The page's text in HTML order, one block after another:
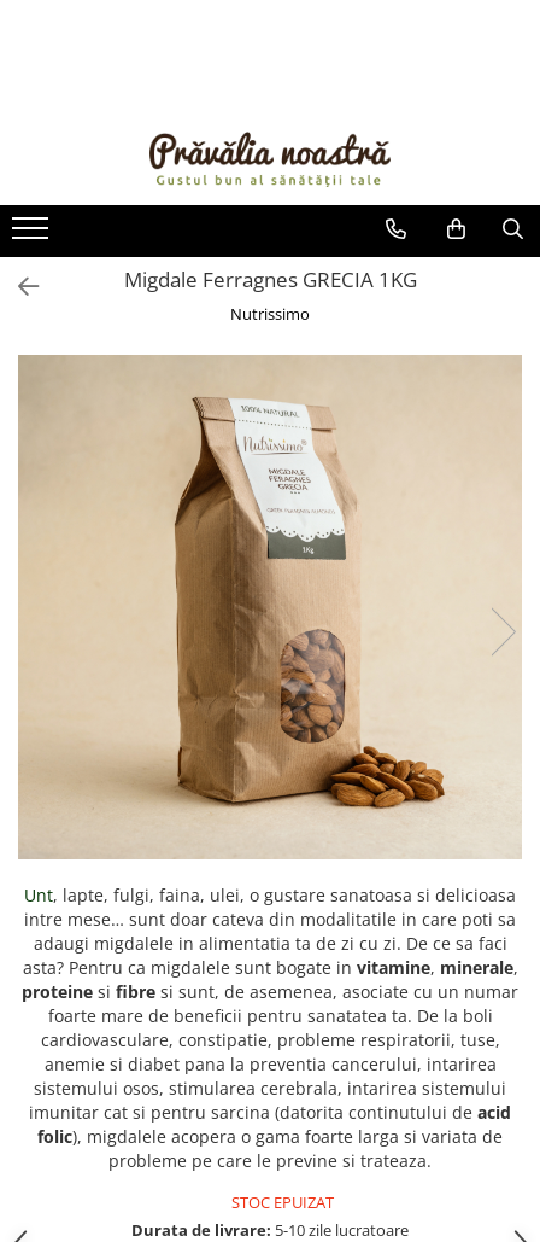
ULEIURI ȘI UNTURI
MĂSLINE
NUCI ȘI SEMINȚE
FRUCTE DESHIDRATATE
FRUCTE LA CONSERVĂ
BĂUTURI / LAPTE VEGETAL
CREME ȘI PASTE TARTINABILE
CIOCOLATĂ ȘI CACAO
COSMETICE
REMEDII NATURISTE
TOATE PRODUSELE
Migdale Ferragnes GRECIA 1KG
Nutrissimo
Unt, lapte, fulgi, faina, ulei, o gustare sanatoasa si delicioasa
intre mese… sunt doar cateva din modalitatile in care poti sa
adaugi migdalele in alimentatia ta de zi cu zi. De ce sa faci
asta? Pentru ca migdalele sunt bogate in vitamine, minerale,
proteine si fibre si sunt, de asemenea, asociate cu un numar
foarte mare de beneficii pentru sanatatea ta. De la boli
cardiovasculare, constipatie, probleme respiratorii, tuse,
anemie si diabet pana la preventia cancerului, intarirea
sistemului osos, stimularea cerebrala, intarirea sistemului
imunitar cat si pentru sarcina (datorita continutului de acid
folic), migdalele acopera o gama foarte larga si variata de
probleme pe care le previne si trateaza.
STOC EPUIZAT
Durata de livrare: 5-10 zile lucratoare